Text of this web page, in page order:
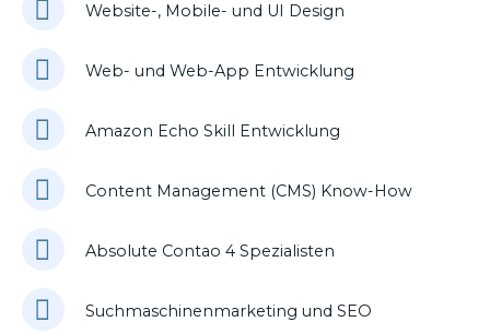
Website-, Mobile- und UI Design
Web- und Web-App Entwicklung
Amazon Echo Skill Entwicklung
Content Management (CMS) Know-How
Absolute Contao 4 Spezialisten
Suchmaschinenmarketing und SEO